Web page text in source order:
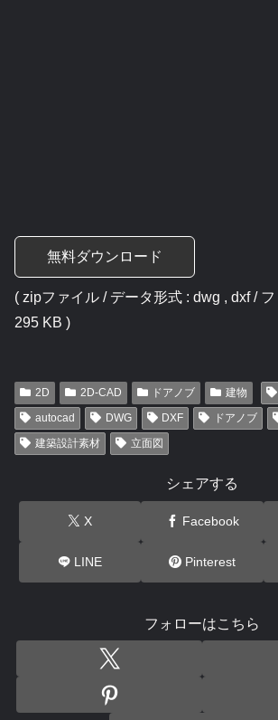
無料ダウンロード
( zipファイル / データ形式 : dwg , dxf /
295 KB )
2D 2D-CAD ドアノブ 建物
autocad
DWG DXF ドアノブ
建築設計素材
立面図
シェアする
X Facebook
LINE Pinterest
フォローはこちら